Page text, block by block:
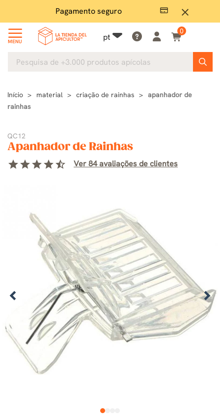
close
Pagamento seguro
MENU pt
0
Início material criação de rainhas
apanhador de
rainhas
QC12
Apanhador de Rainhas
starstarstarstarstar_half Ver 84 avaliações de clientes
1